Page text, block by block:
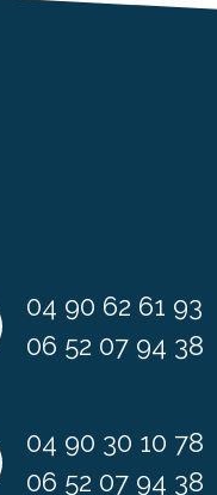
04 90 62 61 93
06 52 07 94 38
04 90 30 10 78
06 52 07 94 38